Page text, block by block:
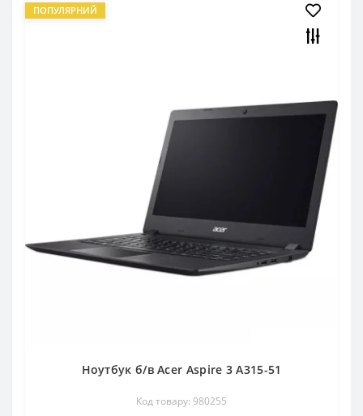
ПОПУЛЯРНИЙ
Ноутбук б/в Acer Aspire 3 A315-51
Код товару: 980255